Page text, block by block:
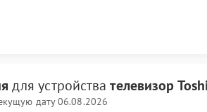
для устройствателевизор
дату 06.08.2026